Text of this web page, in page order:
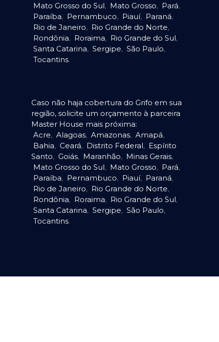
Mato Grosso do Sul, Mato Grosso, Pará,
Paraíba, Pernambuco, Piauí, Paraná,
Rio de Janeiro, Rio Grande do Norte,
Rondônia, Roraima, Rio Grande do Sul,
Santa Catarina, Sergipe, São Paulo,
Tocantins.
Caso não haja cobertura do Grifo em sua
região, solicite um orçamento à parceira
Master House mais próxima:
Acre, Alagoas, Amazonas, Amapá,
Bahia, Ceará, Distrito Federal, Espírito
Santo, Goiás, Maranhão, Minas Gerais,
Mato Grosso do Sul, Mato Grosso, Pará,
Paraíba, Pernambuco, Piauí, Paraná,
Rio de Janeiro, Rio Grande do Norte,
Rondônia, Roraima, Rio Grande do Sul,
Santa Catarina, Sergipe, São Paulo,
Tocantins.